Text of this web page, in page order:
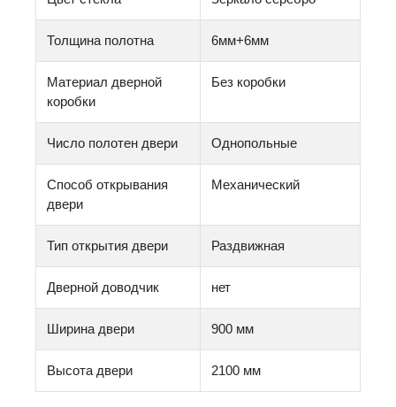
Толщина полотна 6мм+6мм
Материал дверной
коробки
Без коробки
Число полотен двери Однопольные
Способ открывания
двери
Механический
Тип открытия двери Раздвижная
Дверной доводчик нет
Ширина двери 900 мм
Высота двери 2100 мм